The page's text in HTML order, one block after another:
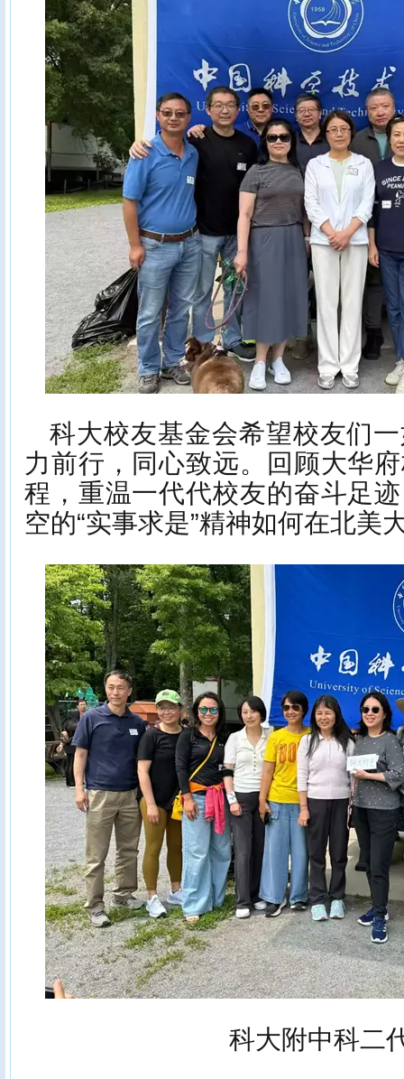
科大校友基金会希望校友们
力前行，同心致远。回顾大华
程，重温一代代校友的奋斗足
空的“实事求是”精神如何在北美
科大附中科二